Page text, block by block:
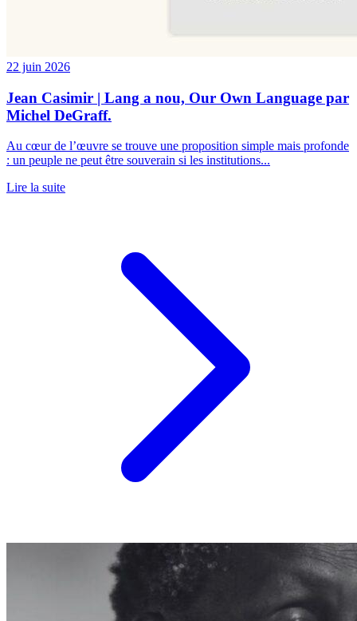
22 juin 2026
Jean Casimir | Lang a nou, Our Own Language par
Michel DeGraff.
Au cœur de l’œuvre se trouve une proposition simple mais profonde
: un peuple ne peut être souverain si les institutions...
Lire la suite